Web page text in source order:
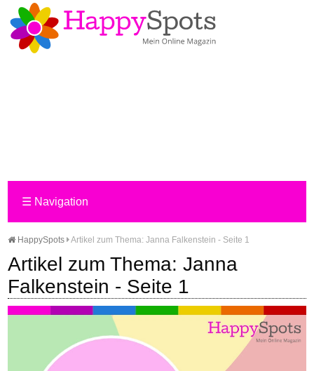
☰ Navigation
HappySpots Artikel zum Thema: Janna Falkenstein - Seite 1
Artikel zum Thema: Janna
Falkenstein - Seite 1